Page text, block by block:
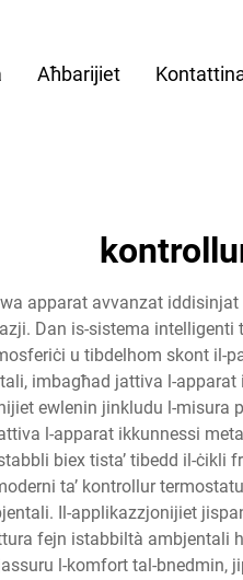
Aħbarijiet
apparat avvanzat
Dan is-sistema
u tibdelhom skont il-
imbagħad jattiva l-
ewlenin jinkludu l-misura
l-apparat ikkunnessi
biex tista’ tibedd il-ċikli
ta’ kontrollur
Il-applikazzjonijiet
fejn istabbiltà ambjentali
l-komfort tal-